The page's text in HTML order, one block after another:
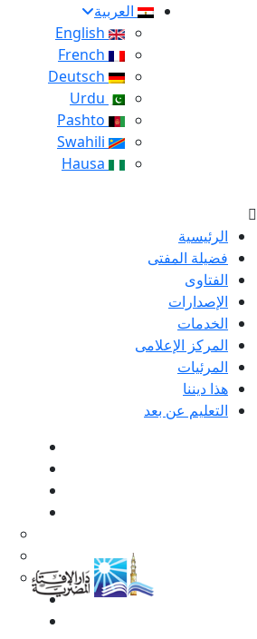
العربية
الرئيسية
فضيلة المفتى
الفتاوى
الإصدارات
الخدمات
المركز الإعلامى
المرئيات
هذا ديننا
التعليم عن بعد